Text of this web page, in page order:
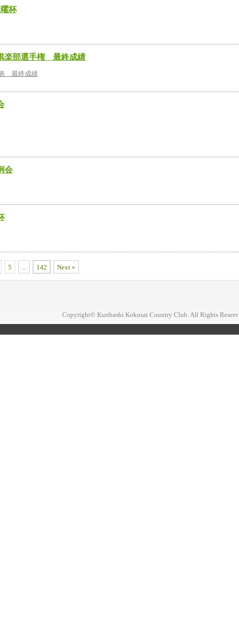
杯
楽部選手権 最終成績
最終成績
会
5 ... 142 Next »
Copyright© Kurihashi Kokusai Country Club. All Rights